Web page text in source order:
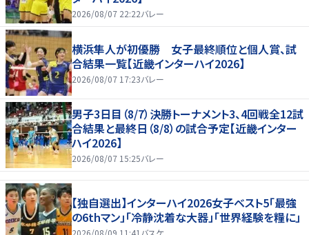
2026/08/07 22:22バレー
横浜隼人が初優勝 女子最終順位と個人賞、試
合結果一覧【近畿インターハイ2026】
2026/08/07 17:23バレー
男子3日目（8/7）決勝トーナメント3、4回戦全12試
合結果と最終日（8/8）の試合予定【近畿インター
ハイ2026】
2026/08/07 15:25バレー
【独自選出】インターハイ2026女子ベスト5「最強
の6thマン」「冷静沈着な大器」「世界経験を糧に」
2026/08/09 11:41 バスケ